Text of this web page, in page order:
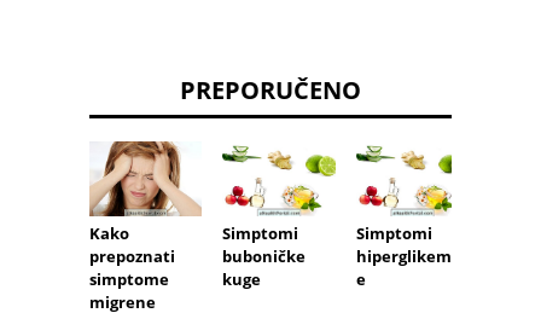
PREPORUČENO
Kako
prepoznati
simptome
migrene
Simptomi
buboničke
kuge
Simptomi
hiperglikemij
e